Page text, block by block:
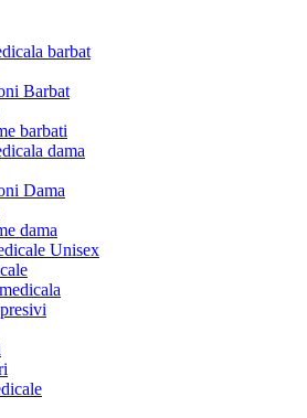
barbat
Barbat
barbati
dama
Dama
dama
Unisex